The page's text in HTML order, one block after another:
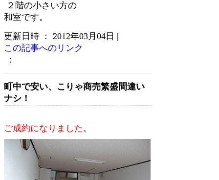
２階の小さい方の
和室です。
更新日時 ： 2012年03月04日 |
この記事へのリンク
：
町中で安い、こりゃ商売繁盛間違い
ナシ！
ご成約になりました。